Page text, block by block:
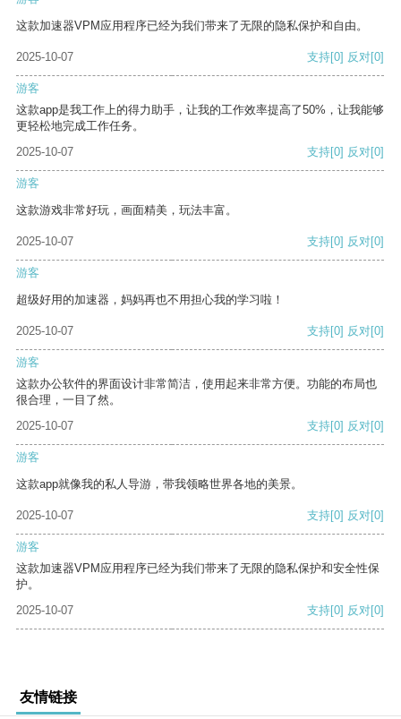
这款加速器VPM应用程序已经为我们带来了无限的隐私保护和自由。
2025-10-07 支持[0] 反对[0]
游客
这款app是我工作上的得力助手，让我的工作效率提高了50%，让我能够
更轻松地完成工作任务。
2025-10-07
支持[0] 反对[0]
游客
这款游戏非常好玩，画面精美，玩法丰富。
2025-10-07 支持[0] 反对[0]
游客
超级好用的加速器，妈妈再也不用担心我的学习啦！
2025-10-07 支持[0] 反对[0]
游客
这款办公软件的界面设计非常简洁，使用起来非常方便。功能的布局也
很合理，一目了然。
2025-10-07
支持[0] 反对[0]
游客
这款app就像我的私人导游，带我领略世界各地的美景。
2025-10-07 支持[0] 反对[0]
游客
这款加速器VPM应用程序已经为我们带来了无限的隐私保护和安全性保
护。
2025-10-07
支持[0] 反对[0]
友情链接